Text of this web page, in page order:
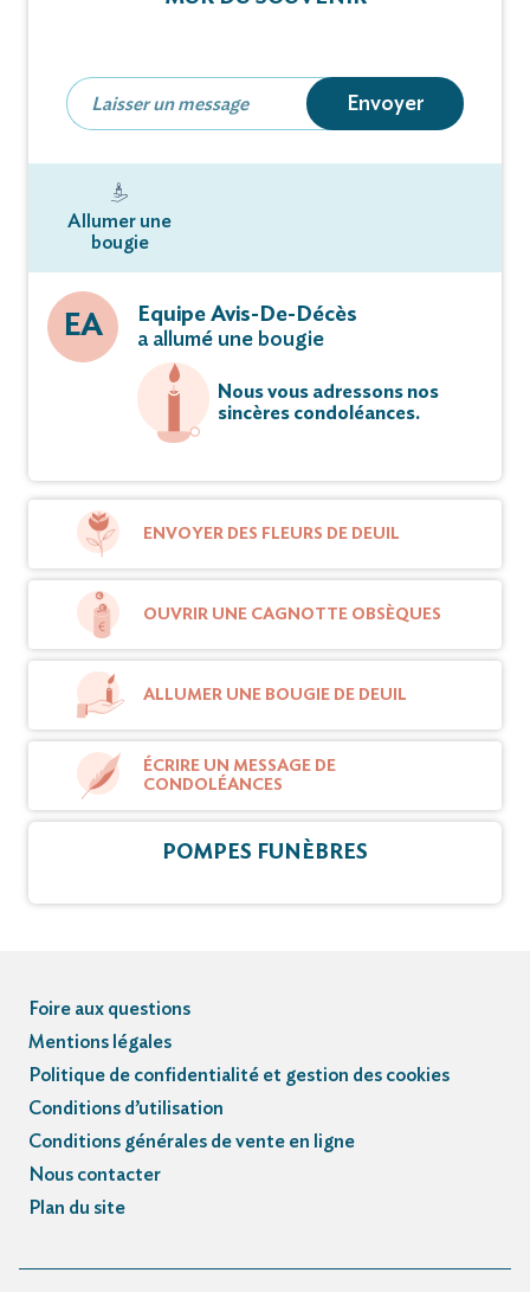
Envoyer
Allumer une
bougie
EA
Equipe Avis-De-Décès
a allumé une bougie
Nous vous adressons nos
sincères condoléances.
ENVOYER DES FLEURS DE DEUIL
OUVRIR UNE CAGNOTTE OBSÈQUES
ALLUMER UNE BOUGIE DE DEUIL
ÉCRIRE UN MESSAGE DE
CONDOLÉANCES
POMPES FUNÈBRES
Foire aux questions
Mentions légales
Politique de confidentialité et gestion des cookies
Conditions d’utilisation
Conditions générales de vente en ligne
Nous contacter
Plan du site